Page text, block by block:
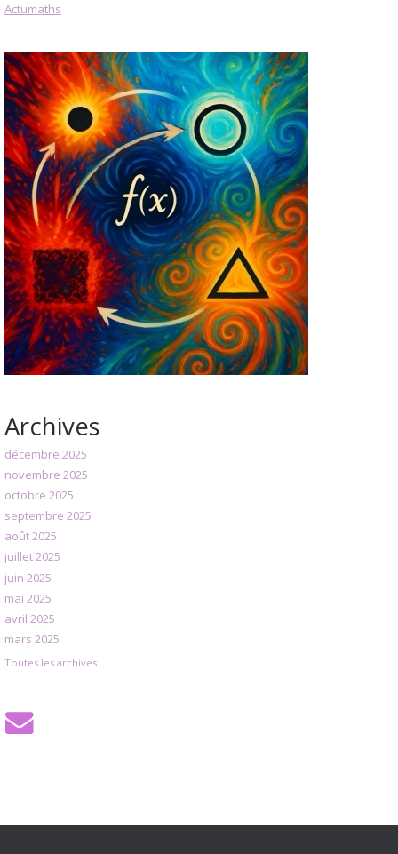
Actumaths
Archives
décembre 2025
novembre 2025
octobre 2025
septembre 2025
août 2025
juillet 2025
juin 2025
mai 2025
avril 2025
mars 2025
Toutes les archives